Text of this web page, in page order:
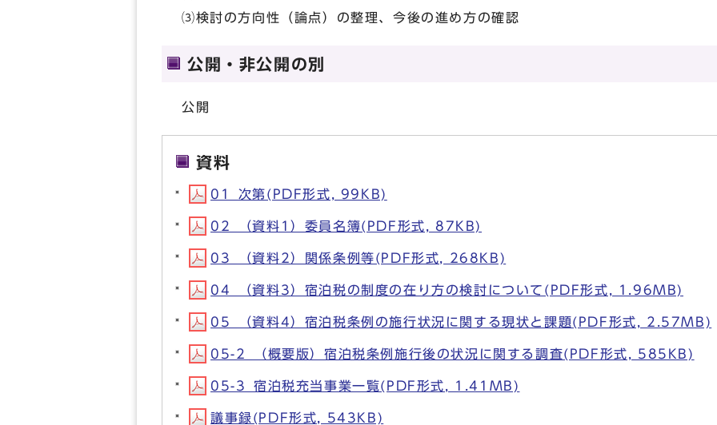
⑶検討の方向性（論点）の整理、今後の進め方の確認
公開・非公開の別
公開
資料
01_次第(PDF形式, 99KB)
02_（資料1）委員名簿(PDF形式, 87KB)
03_（資料2）関係条例等(PDF形式, 268KB)
04_（資料3）宿泊税の制度の在り方の検討について(PDF形式, 1.96MB)
05_（資料4）宿泊税条例の施行状況に関する現状と課題(PDF形式, 2.57MB)
05-2_（概要版）宿泊税条例施行後の状況に関する調査(PDF形式, 585KB)
05-3_宿泊税充当事業一覧(PDF形式, 1.41MB)
議事録(PDF形式, 543KB)